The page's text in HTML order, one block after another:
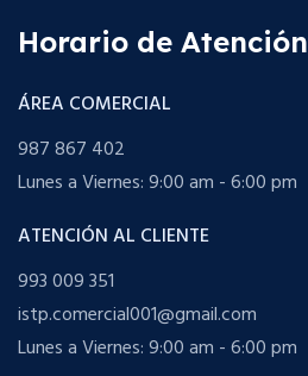
Horario de Atención
ÁREA COMERCIAL
987 867 402
Lunes a Viernes: 9:00 am - 6:00 pm
ATENCIÓN AL CLIENTE
993 009 351
istp.comercial001@gmail.com
Lunes a Viernes: 9:00 am - 6:00 pm